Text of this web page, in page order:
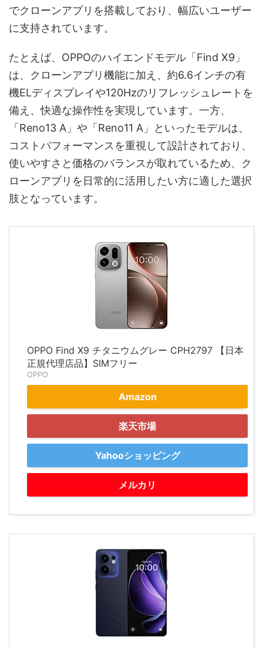
でクローンアプリを搭載しており、幅広いユーザー
に支持されています。
たとえば、OPPOのハイエンドモデル「Find X9」
は、クローンアプリ機能に加え、約6.6インチの有
機ELディスプレイや120Hzのリフレッシュレートを
備え、快適な操作性を実現しています。一方、
「Reno13 A」や「Reno11 A」といったモデルは、
コストパフォーマンスを重視して設計されており、
使いやすさと価格のバランスが取れているため、ク
ローンアプリを日常的に活用したい方に適した選択
肢となっています。
OPPO Find X9 チタニウムグレー CPH2797 【日本
正規代理店品】SIMフリー
OPPO
Amazon
楽天市場
Yahooショッピング
メルカリ